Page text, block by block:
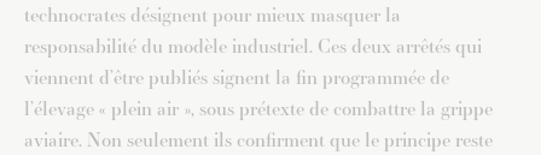
technocrates désignent pour mieux masquer la
responsabilité du modèle industriel. Ces deux arrêtés qui
viennent d’être publiés signent la fin programmée de
l’élevage « plein air », sous prétexte de combattre la grippe
aviaire. Non seulement ils confirment que le principe reste